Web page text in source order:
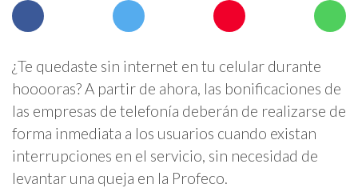
¿Te quedaste sin internet en tu celular durante
hooooras? A partir de ahora, las bonificaciones de
las empresas de telefonía deberán de realizarse de
forma inmediata a los usuarios cuando existan
interrupciones en el servicio, sin necesidad de
levantar una queja en la Profeco.